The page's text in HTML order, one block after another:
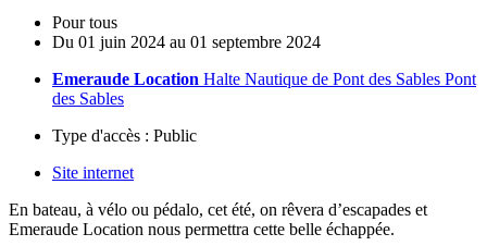
Pour tous
Du 01 juin 2024 au 01 septembre 2024
Emeraude Location Halte Nautique de Pont des Sables Pont
des Sables
Type d'accès : Public
Site internet
En bateau, à vélo ou pédalo, cet été, on rêvera d’escapades et
Emeraude Location nous permettra cette belle échappée.